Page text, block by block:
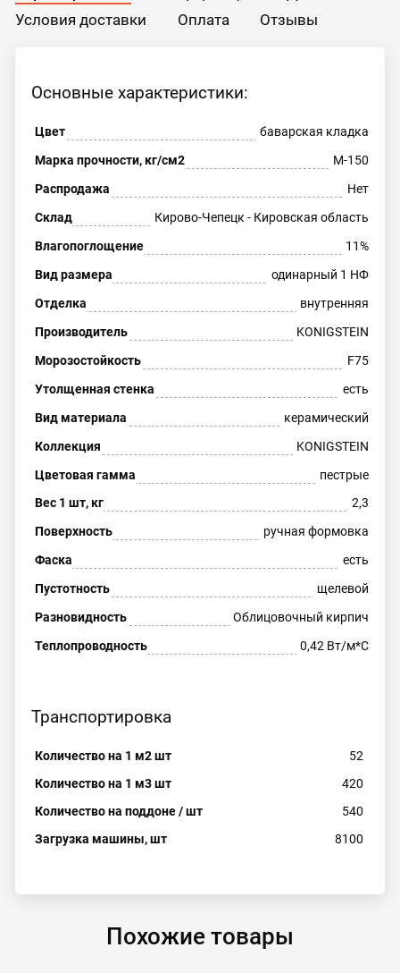
Условия доставки
Оплата Отзывы
Основные характеристики:
Цвет
баварская кладка
Марка прочности, кг/см2
М-150
Распродажа
Нет
Склад
Кирово-Чепецк - Кировская область
Влагопоглощение
11%
Вид размера
одинарный 1 НФ
Отделка
внутренняя
Производитель
KONIGSTEIN
Морозостойкость
F75
Утолщенная стенка
есть
Вид материала
керамический
Коллекция
KONIGSTEIN
Цветовая гамма
пестрые
Вес 1 шт, кг
2,3
Поверхность
ручная формовка
Фаска
есть
Пустотность
щелевой
Разновидность
Облицовочный кирпич
Теплопроводность
0,42 Вт/м*С
Транспортировка
Количество на 1 м2 шт
52
Количество на 1 м3 шт
420
Количество на поддоне / шт
540
Загрузка машины, шт
8100
Похожие товары